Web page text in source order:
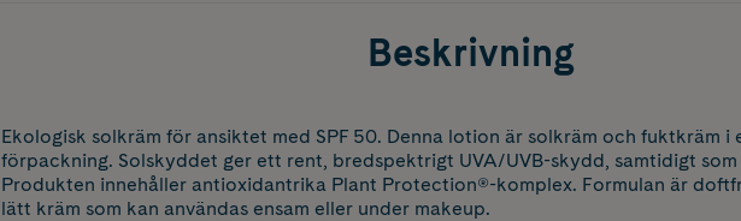
Beskrivning
Ekologisk solkräm för ansiktet med SPF 50. Denna lotion är solkräm och fuktkräm i
förpackning. Solskyddet ger ett rent, bredspektrigt UVA/UVB-skydd, samtidigt
Produkten innehåller antioxidantrika Plant Protection®-komplex. Formulan är
lätt kräm som kan användas ensam eller under makeup.